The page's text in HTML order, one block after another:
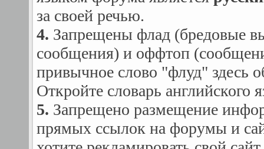
за своей речью.
4. Запрещены флад (бредовые
сообщения) и оффтоп
привычное слово "флуд" здесь
Откройте словарь
5. Запрещено размещение
прямых ссылок на форумы и